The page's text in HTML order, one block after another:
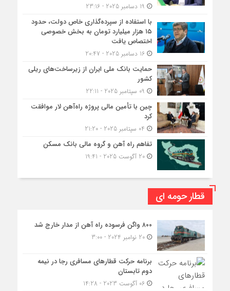
با استفاده از سپرده‌گذاری خاص دولت، حدود
۱۵ هزار میلیارد تومان به بخش خصوصی
اختصاص یافت
16 دسامبر 2025 - 20:47
حمایت بانک ملی ایران از زیرساخت‌های ریلی
کشور
چین با تأمین مالی پروژه راه‌آهن لار موافقت
کرد
تفاهم راه آهن و گروه مالی بانک مسکن
20 آگوست 2025 - 19:41
قطار حومه ای
۸۰۰ واگن فرسوده راه آهن از مدار خارج شد
20 نوامبر 2024 - 3:00
برنامه حرکت قطارهای مسافری رجا در نیمه
دوم تابستان
06 آگوست 2023 - 14:28